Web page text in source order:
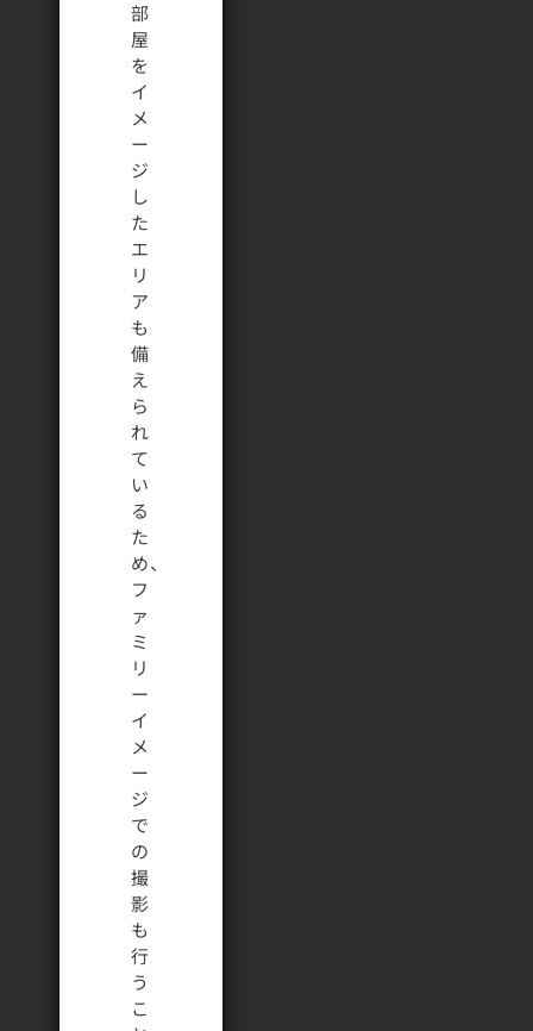
部
屋
を
イ
メ
ー
ジ
し
た
エ
リ
ア
も
備
え
ら
れ
て
い
る
た
め、
フ
ァ
ミ
リ
ー
イ
メ
ー
ジ
で
の
撮
影
も
行
う
こ